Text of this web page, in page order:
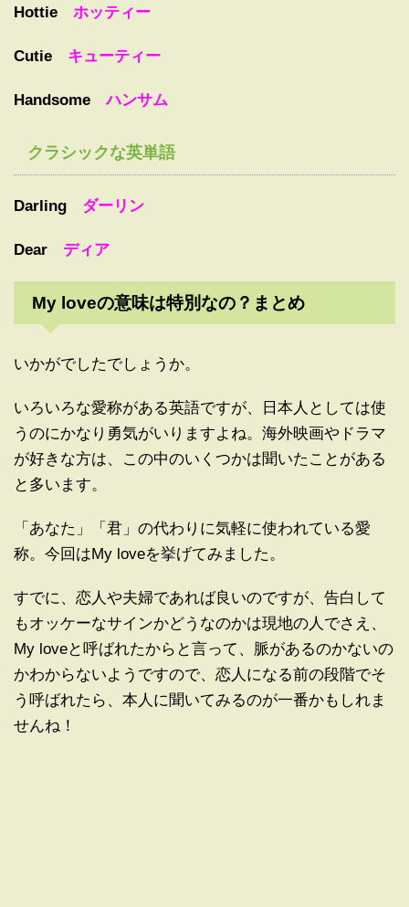
Hottie ホッティー
Cutie キューティー
Handsome ハンサム
クラシックな英単語
Darling ダーリン
Dear ディア
My loveの意味は特別なの？まとめ
いかがでしたでしょうか。
いろいろな愛称がある英語ですが、日本人としては使
うのにかなり勇気がいりますよね。海外映画やドラマ
が好きな方は、この中のいくつかは聞いたことがある
と多います。
「あなた」「君」の代わりに気軽に使われている愛
称。今回はMy loveを挙げてみました。
すでに、恋人や夫婦であれば良いのですが、告白して
もオッケーなサインかどうなのかは現地の人でさえ、
My loveと呼ばれたからと言って、脈があるのかないの
かわからないようですので、恋人になる前の段階でそ
う呼ばれたら、本人に聞いてみるのが一番かもしれま
せんね！